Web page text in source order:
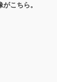
こちら。